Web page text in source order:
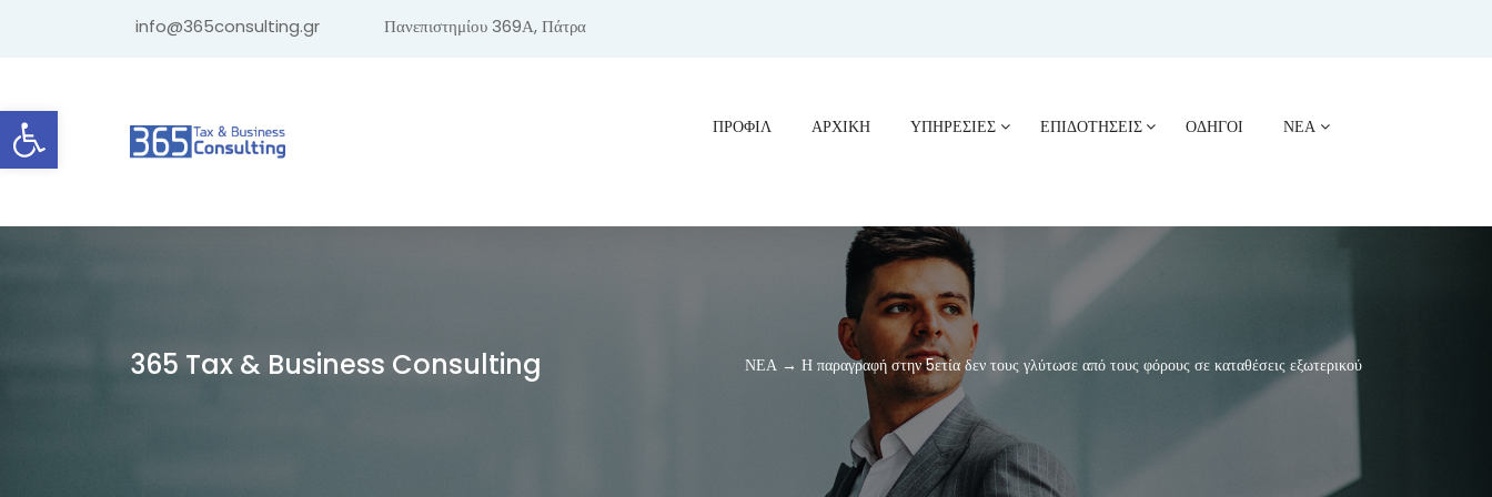
Ανοίξτε τη γραμμή εργαλείων
info@365consulting.gr Πανεπιστημίου 369Α, Πάτρα
ΠΡΟΦΊΛ ΑΡΧΙΚΗ ΥΠΗΡΕΣΙΕΣ ΕΠΙΔΟΤΗΣΕΙΣ ΟΔΗΓΟΙ ΝΕΑ
365 Tax & Business Consulting ΝΕΑ → Η παραγραφή στην 5ετία δεν τους γλύτωσε από τους φόρους σε καταθέσεις εξωτερικού